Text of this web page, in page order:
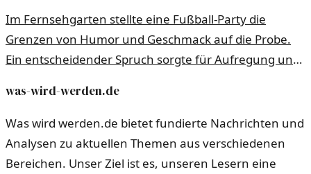
Im Fernsehgarten stellte eine Fußball-Party die
Grenzen von Humor und Geschmack auf die Probe.
Ein entscheidender Spruch sorgte für Aufregung und
was-wird-werden.de
Was wird werden.de bietet fundierte Nachrichten und
Analysen zu aktuellen Themen aus verschiedenen
Bereichen. Unser Ziel ist es, unseren Lesern eine